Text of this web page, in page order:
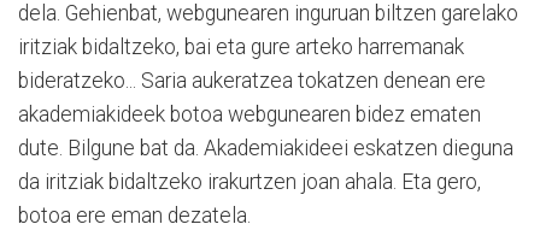
dela. Gehienbat, webgunearen inguruan biltzen garelako
iritziak bidaltzeko, bai eta gure arteko harremanak
bideratzeko... Saria aukeratzea tokatzen denean ere
akademiakideek botoa webgunearen bidez ematen
dute. Bilgune bat da. Akademiakideei eskatzen dieguna
da iritziak bidaltzeko irakurtzen joan ahala. Eta gero,
botoa ere eman dezatela.